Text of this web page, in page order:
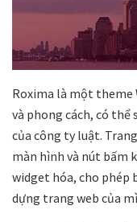
Roxima là một theme
và phong cách, có thể
của công ty luật.
màn hình và nút bấm
widget hóa, cho phép
dựng trang web của